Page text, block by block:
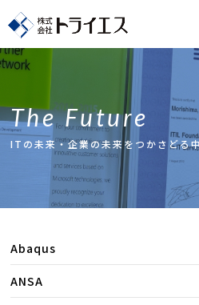
The Future
ITの未来・企業の未来をつかさどる
Abaqus
ANSA